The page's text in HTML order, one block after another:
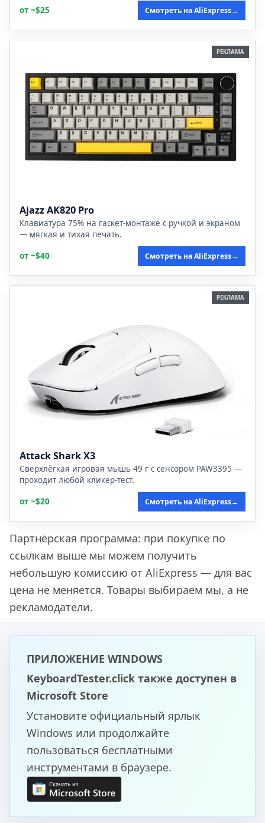
от ~$25 Смотреть на AliExpress→
РЕКЛАМА
Ajazz AK820 Pro
Клавиатура 75% на гаскет-монтаже с ручкой и экраном
— мягкая и тихая печать.
от ~$40
Смотреть на AliExpress→
РЕКЛАМА
Attack Shark X3
Сверхлёгкая игровая мышь 49 г с сенсором PAW3395 —
проходит любой кликер-тест.
от ~$20
Смотреть на AliExpress→
Партнёрская программа: при покупке по
ссылкам выше мы можем получить
небольшую комиссию от AliExpress — для вас
цена не меняется. Товары выбираем мы, а не
рекламодатели.
ПРИЛОЖЕНИЕ WINDOWS
KeyboardTester.click также доступен в
Microsoft Store
Установите официальный ярлык
Windows или продолжайте
пользоваться бесплатными
инструментами в браузере.